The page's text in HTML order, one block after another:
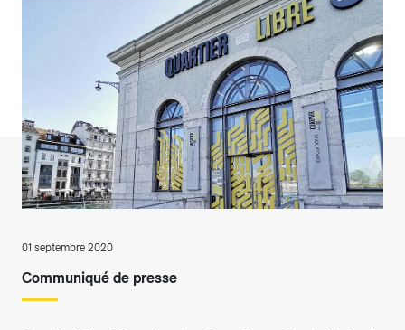
01 septembre 2020
Communiqué de presse